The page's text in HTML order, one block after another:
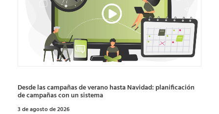
Desde las campañas de verano hasta Navidad: planificación
de campañas con un sistema
3 de agosto de 2026